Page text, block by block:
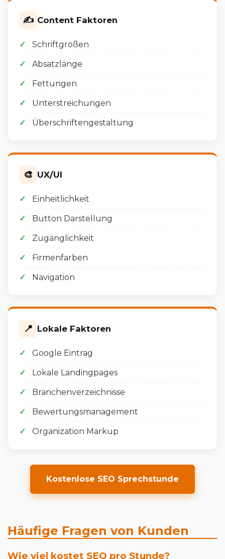
✍️ Content Faktoren
Schriftgrößen
Absatzlänge
Fettungen
Unterstreichungen
Überschriftengestaltung
🎨 UX/UI
Einheitlichkeit
Button Darstellung
Zugänglichkeit
Firmenfarben
Navigation
📍 Lokale Faktoren
Google Eintrag
Lokale Landingpages
Branchenverzeichnisse
Bewertungsmanagement
Organization Markup
Kostenlose SEO Sprechstunde
Häufige Fragen von Kunden
Wie viel kostet SEO pro Stunde?